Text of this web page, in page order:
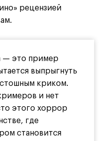
рецензией
— это пример
выпрыгнуть
криком.
и нет
этого хоррор
где
становится